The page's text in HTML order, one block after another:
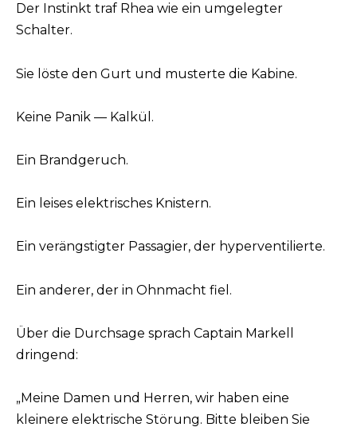
Der Instinkt traf Rhea wie ein umgelegter
Schalter.
Sie löste den Gurt und musterte die Kabine.
Keine Panik — Kalkül.
Ein Brandgeruch.
Ein leises elektrisches Knistern.
Ein verängstigter Passagier, der hyperventilierte.
Ein anderer, der in Ohnmacht fiel.
Über die Durchsage sprach Captain Markell
dringend:
„Meine Damen und Herren, wir haben eine
kleinere elektrische Störung. Bitte bleiben Sie